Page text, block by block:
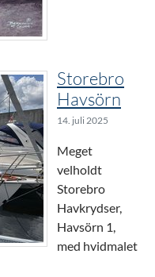
Storebro
Havsörn
14. juli 2025
Meget
velholdt
Storebro
Havkrydser,
Havsörn 1,
med hvidmalet